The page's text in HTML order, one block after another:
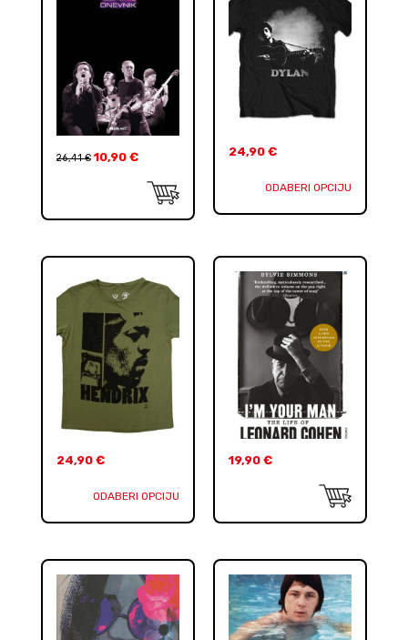
26,41€ 10,90 € 24,90 €
ODABERI OPCIJU
24,90 €
ODABERI OPCIJU
19,90 €